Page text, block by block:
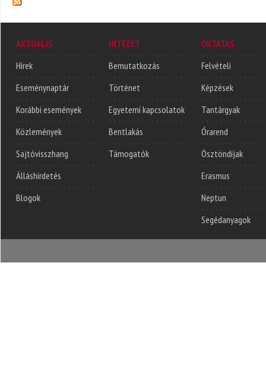
AKTUÁLIS
Hírek
Eseménynaptár
Korábbi események
Közlemények
Sajtóvisszhang
Álláshirdetés
Blogok
INTÉZET
Bemutatkozás
Történet
Egyetemi kapcsolatok
Bentlakás
Támogatók
OKTATÁS
Felvételi
Képzések
Tantárgyak
Órarend
Ösztöndíjak
Erasmus
Neptun
Segédanyagok